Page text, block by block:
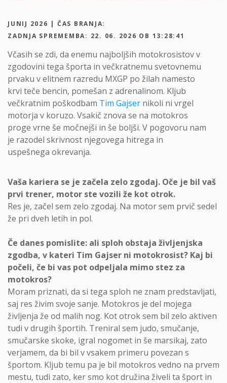
JUNIJ 2026 | ČAS BRANJA:
ZADNJA SPREMEMBA: 22. 06. 2026 OB 13:28:41
Včasih se zdi, da enemu najboljših motokrosistov v
zgodovini tega športa in večkratnemu svetovnemu
prvaku v elitnem razredu MXGP po žilah namesto
krvi teče bencin, pomešan z adrenalinom. Kljub
večkratnim poškodbam Tim Gajser nikoli ni vrgel
motorja v koruzo. Vsakič znova se na motokros
proge vrne še močnejši in še boljši. V pogovoru nam
je razodel skrivnost njegovega hitrega in
uspešnega okrevanja.
Vaša kariera se je začela zelo zgodaj. Oče je bil vaš
prvi trener, motor ste vozili že kot otrok.
Res je, začel sem zelo zgodaj. Na motor sem prvič sedel
že pri dveh letih in pol.
Če danes pomislite: ali sploh obstaja življenjska
zgodba, v kateri Tim Gajser ni motokrosist? Kaj bi
počeli, če bi vas pot odpeljala mimo stez za
motokros?
Moram priznati, da si tega sploh ne znam predstavljati,
saj res živim svoje sanje. Motokros je del mojega
življenja že od malih nog. Kot otrok sem bil zelo aktiven
tudi v drugih športih. Treniral sem judo, smučanje,
smučarske skoke, igral nogomet in še marsikaj, zato
verjamem, da bi bil v vsakem primeru povezan s
športom. Kljub temu pa je bil motokros vedno na prvem
mestu, tudi zato, ker smo kot družina živeli ta šport in